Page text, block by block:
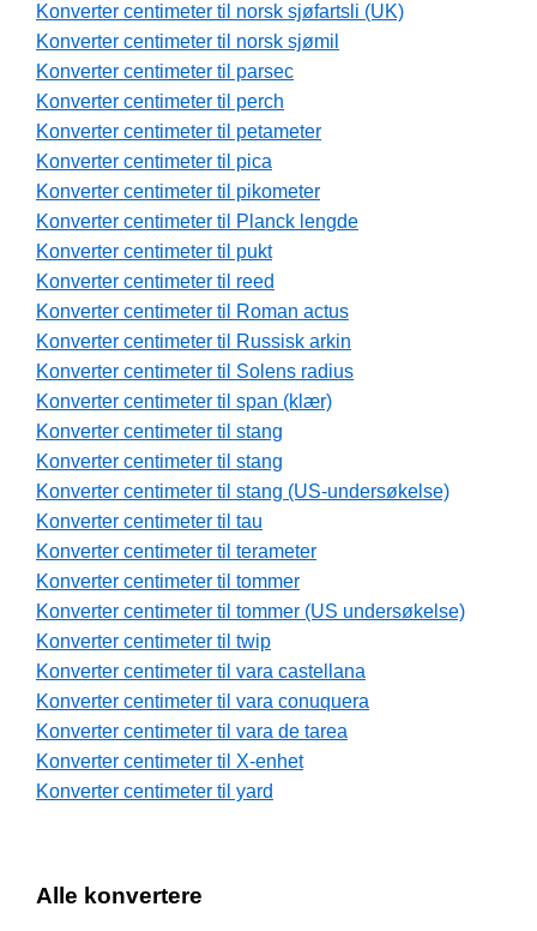
Konverter centimeter til norsk sjøfartsli (UK)
Konverter centimeter til norsk sjømil
Konverter centimeter til parsec
Konverter centimeter til perch
Konverter centimeter til petameter
Konverter centimeter til pica
Konverter centimeter til pikometer
Konverter centimeter til Planck lengde
Konverter centimeter til pukt
Konverter centimeter til reed
Konverter centimeter til Roman actus
Konverter centimeter til Russisk arkin
Konverter centimeter til Solens radius
Konverter centimeter til span (klær)
Konverter centimeter til stang
Konverter centimeter til stang
Konverter centimeter til stang (US-undersøkelse)
Konverter centimeter til tau
Konverter centimeter til terameter
Konverter centimeter til tommer
Konverter centimeter til tommer (US undersøkelse)
Konverter centimeter til twip
Konverter centimeter til vara castellana
Konverter centimeter til vara conuquera
Konverter centimeter til vara de tarea
Konverter centimeter til X-enhet
Konverter centimeter til yard
Alle konvertere